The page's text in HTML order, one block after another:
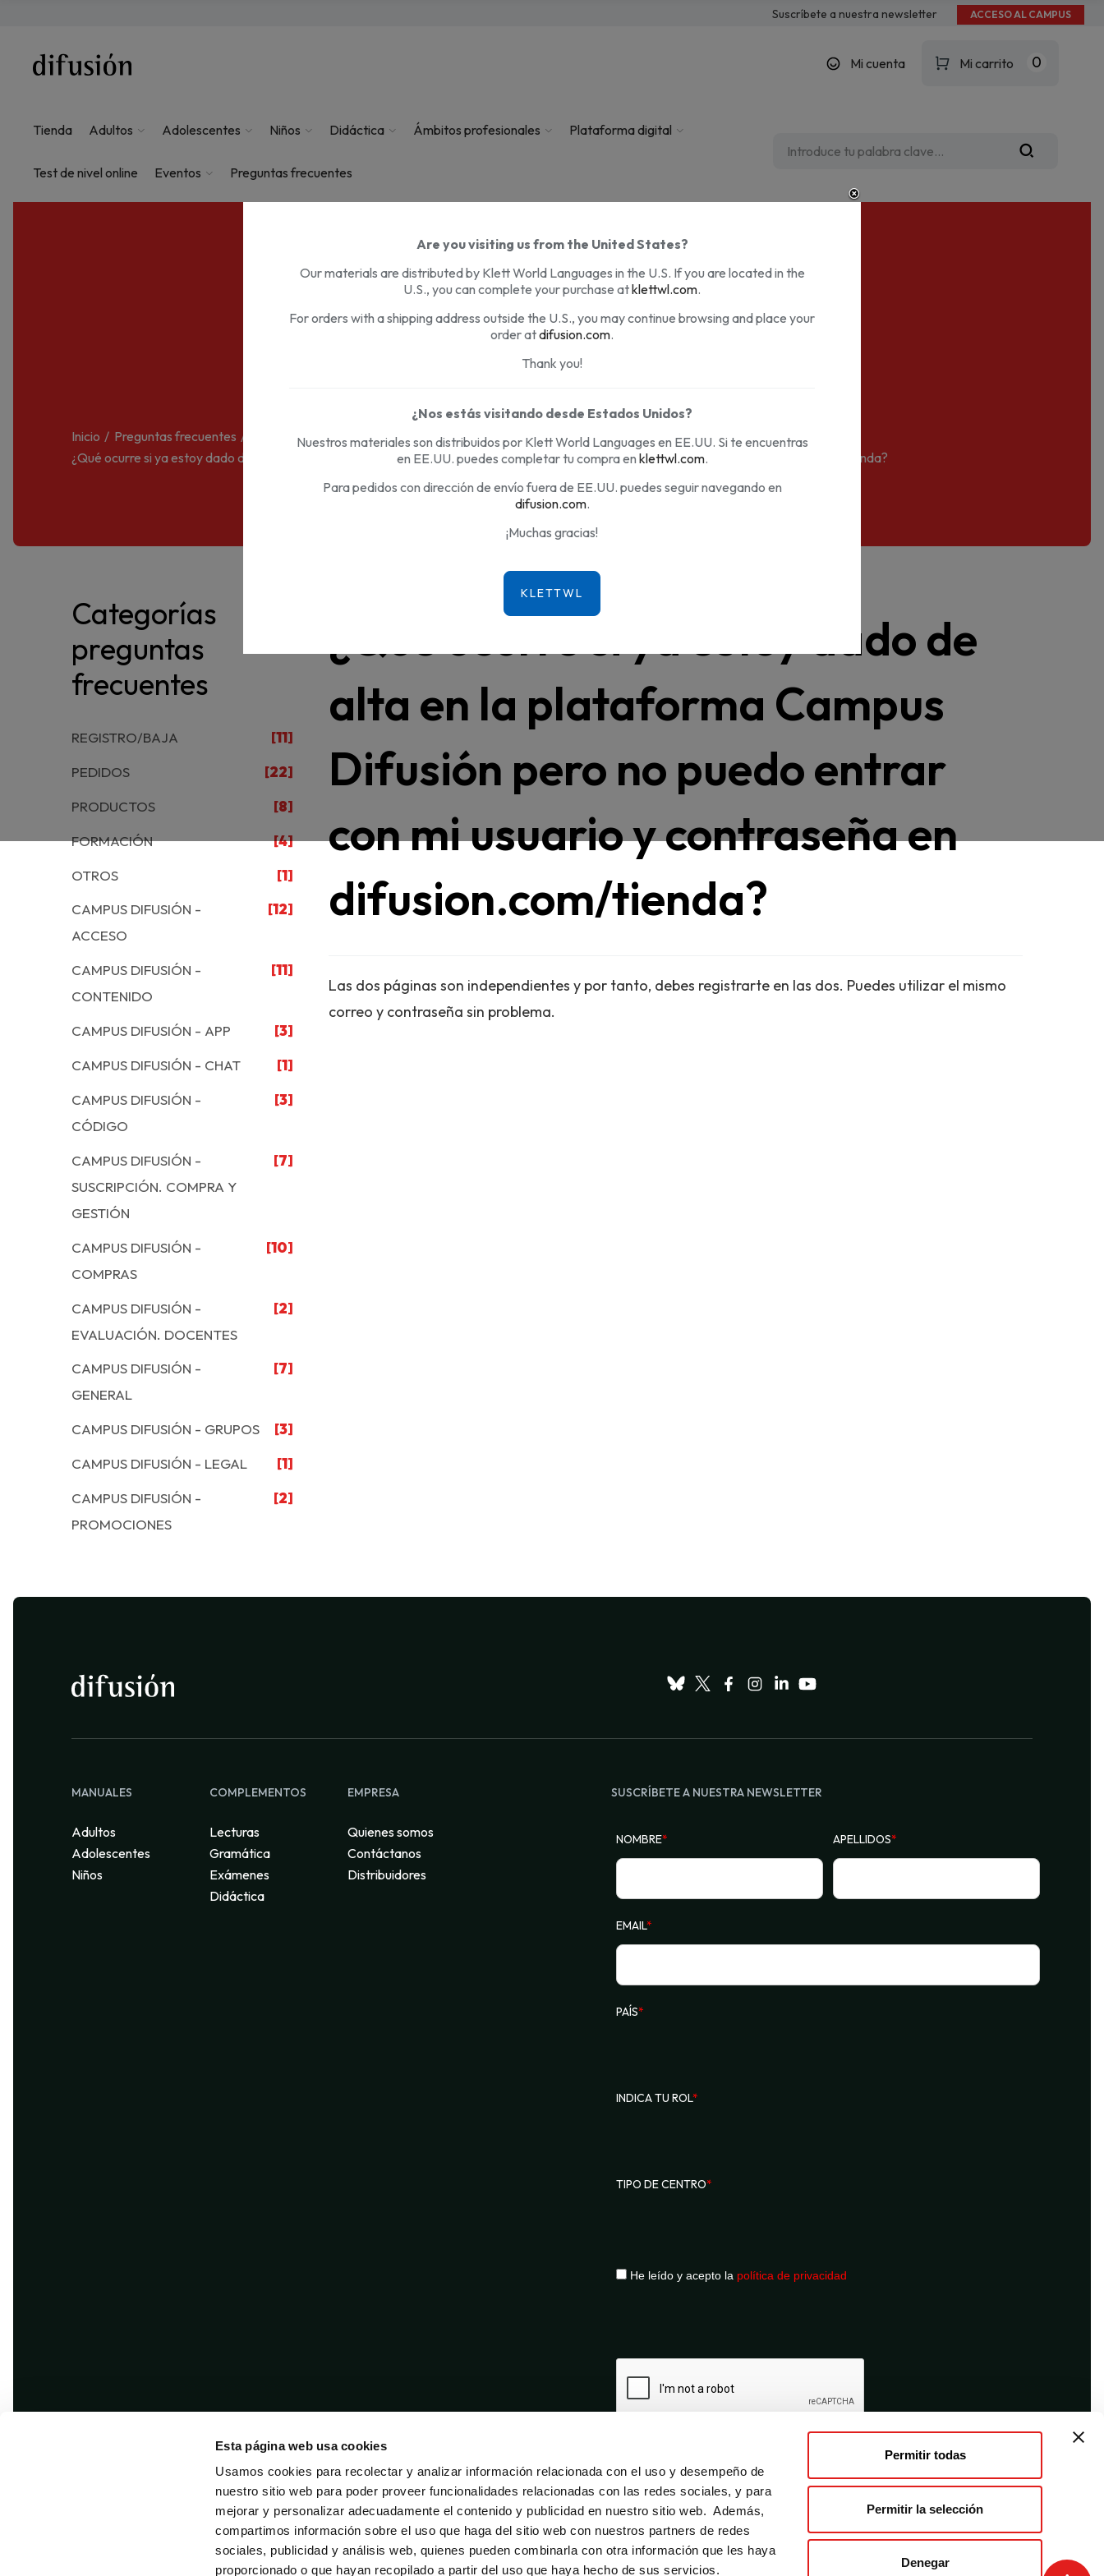
Esta página web usa cookies
Usamos cookies para recolectar y analizar información relacionada con el uso y desempeño de
nuestro sitio web para poder proveer funcionalidades relacionadas con las redes sociales, y para
mejorar y personalizar adecuadamente el contenido y publicidad en nuestro sitio web. Además,
compartimos información sobre el uso que haga del sitio web con nuestros partners de redes
sociales, publicidad y análisis web, quienes pueden combinarla con otra información que les haya
proporcionado o que hayan recopilado a partir del uso que haya hecho de sus servicios.
Permitir todas
Permitir la selección
Denegar
Suscríbete a nuestra newsletter ACCESO AL CAMPUS
Mi cuenta Mi carrito 0
Tienda Adultos Adolescentes Niños Didáctica Ámbitos profesionales Plataforma digital
Test de nivel online Eventos Preguntas frecuentes
PREGUNTAS FRECUENTES
Inicio Preguntas frecuentes
REGISTRO/BAJA
¿Qué ocurre si ya estoy dado de alta en la plataforma Campus Difusión pero no puedo entrar con mi usuario y contraseña en difusion.com/tienda?
¿Qué ocurre si ya estoy dado de
alta en la plataforma Campus
Difusión pero no puedo entrar
con mi usuario y contraseña en
difusion.com/tienda?
Las dos páginas son independientes y por tanto, debes registrarte en las dos. Puedes utilizar el mismo
correo y contraseña sin problema.
Categorías
preguntas
frecuentes
REGISTRO/BAJA
[11]
PEDIDOS
[22]
PRODUCTOS
[8]
FORMACIÓN
[4]
OTROS
[1]
CAMPUS DIFUSIÓN -
ACCESO
[12]
CAMPUS DIFUSIÓN -
CONTENIDO
[11]
CAMPUS DIFUSIÓN - APP
[3]
CAMPUS DIFUSIÓN - CHAT
[1]
CAMPUS DIFUSIÓN -
CÓDIGO
[3]
CAMPUS DIFUSIÓN -
SUSCRIPCIÓN. COMPRA Y
GESTIÓN
[7]
CAMPUS DIFUSIÓN -
COMPRAS
[10]
CAMPUS DIFUSIÓN -
EVALUACIÓN. DOCENTES
[2]
CAMPUS DIFUSIÓN -
GENERAL
[7]
CAMPUS DIFUSIÓN - GRUPOS
[3]
CAMPUS DIFUSIÓN - LEGAL
[1]
CAMPUS DIFUSIÓN -
PROMOCIONES
[2]
MANUALES
Adultos
Adolescentes
Niños
COMPLEMENTOS
Lecturas
Gramática
Exámenes
Didáctica
EMPRESA
Quienes somos
Contáctanos
Distribuidores
SUSCRÍBETE A NUESTRA NEWSLETTER
NOMBRE* APELLIDOS*
EMAIL*
PAÍS*
INDICA TU ROL*
TIPO DE CENTRO*
He leído y acepto la política de privacidad
Aviso legal Política de privacidad Política de cookies Desistimiento
Are you visiting us from the United States?
Our materials are distributed by Klett World Languages in the U.S. If you are located in the
U.S., you can complete your purchase atklettwl.com.
For orders with a shipping address outside the U.S., you may continue browsing and place your
order atdifusion.com.
Thank you!
¿Nos estás visitando desde Estados Unidos?
Nuestros materiales son distribuidos por Klett World Languages en EE.UU. Si te encuentras
en EE.UU. puedes completar tu compra en klettwl.com.
Para pedidos con dirección de envío fuera de EE.UU. puedes seguir navegando en
difusion.com.
¡Muchas gracias!